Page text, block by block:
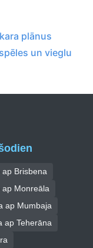
plānus
un vieglu
Brisbena
Monreāla
Mumbaja
Teherāna